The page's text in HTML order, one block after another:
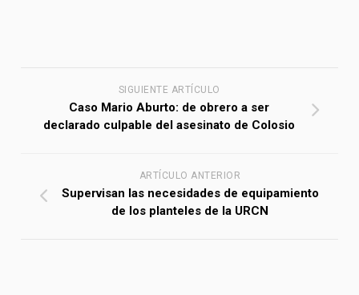
SIGUIENTE ARTÍCULO
Caso Mario Aburto: de obrero a ser
declarado culpable del asesinato de Colosio
ARTÍCULO ANTERIOR
Supervisan las necesidades de equipamiento
de los planteles de la URCN